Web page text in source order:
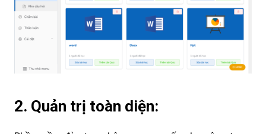
2. Quản trị toàn diện: